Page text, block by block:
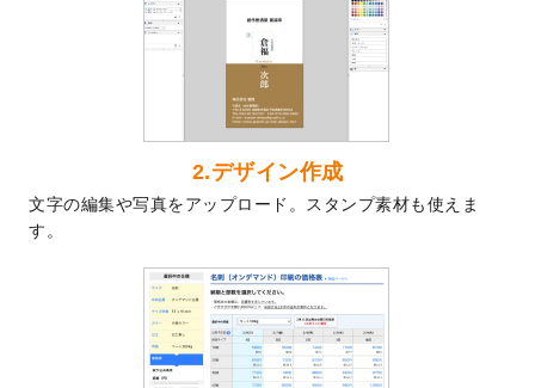
トを追加しました。
回数券のデザインテンプレート
した。
暑中見舞いのデザインテンプレート
しました。
メッセージカードのデザインテンプレート
を追加しました。
2024/6/14
エコノミータイプののぼりが作成できるよ
うになりました！
【新商品】のぼり
が作成できるようになり
ました！
2.デザイン作成
文字の編集や写真をアップロード。スタンプ素材も使えま
す。